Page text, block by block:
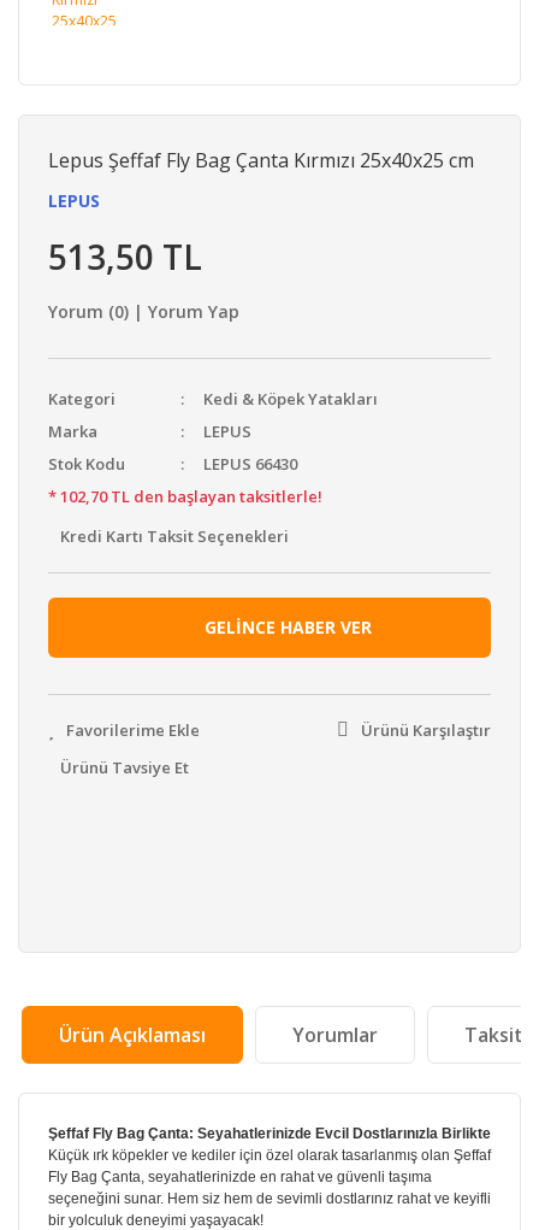
Lepus Şeffaf Fly Bag Çanta Kırmızı 25x40x25 cm
LEPUS
513,50 TL
Yorum (0) | Yorum Yap
Kategori
Kedi & Köpek Yatakları
Marka
LEPUS
Stok Kodu
LEPUS 66430
* 102,70 TL den başlayan taksitlerle!
Kredi Kartı Taksit Seçenekleri
GELİNCE HABER VER
Ürünü Karşılaştır
Ürünü Tavsiye Et
Ürün Açıklaması Yorumlar Taksit
Şeffaf Fly Bag Çanta: Seyahatlerinizde Evcil Dostlarınızla Birlikte
Küçük ırk köpekler ve kediler için özel olarak tasarlanmış olan Şeffaf
Fly Bag Çanta, seyahatlerinizde en rahat ve güvenli taşıma
seçeneğini sunar. Hem siz hem de sevimli dostlarınız rahat ve keyifli
bir yolculuk deneyimi yaşayacak!